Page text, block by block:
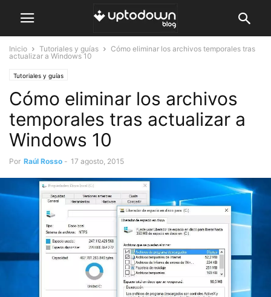
Inicio Tutoriales y guías
Cómo eliminar los archivos temporales tras
actualizar a Windows 10
Tutoriales y guías
Cómo eliminar los archivos
temporales tras actualizar a
Windows 10
Por Raúl Rosso - 17 agosto, 2015